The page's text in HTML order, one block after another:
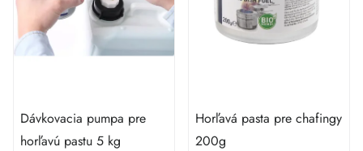
Dávkovacia pumpa pre
horľavú pastu 5 kg
Horľavá pasta pre chafingy
200g